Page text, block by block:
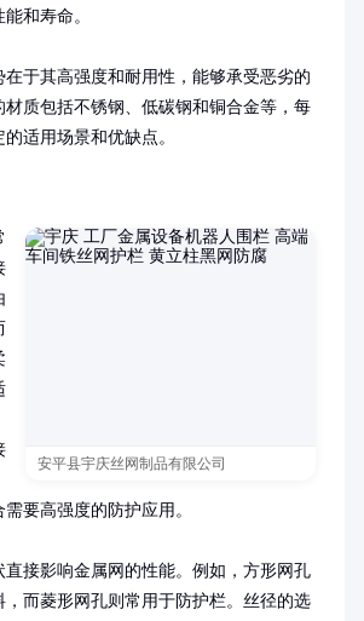
和寿命。
于其高强度和耐用性，能够承受恶劣的
材质包括不锈钢、低碳钢和铜合金等，每
适用场景和优缺点。
安平县宇庆丝网制品有限公司
要高强度的防护应用。
直接影响金属网的性能。例如，方形网孔
，而菱形网孔则常用于防护栏。丝径的选